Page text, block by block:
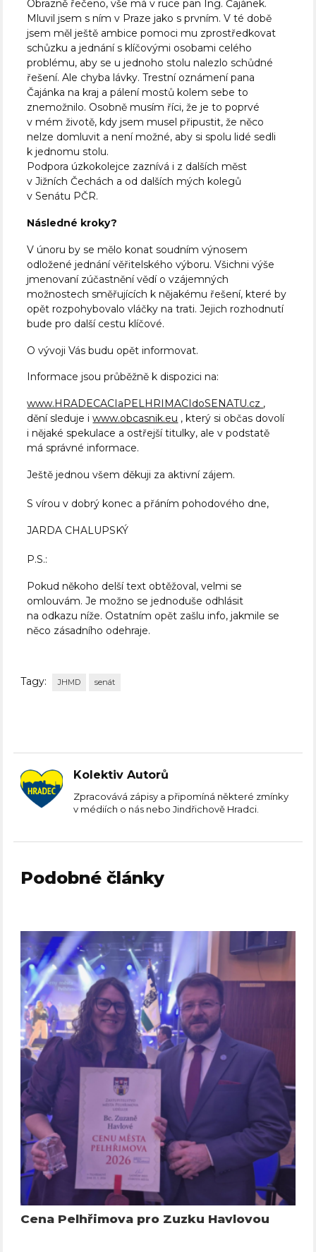
Obrazně řečeno, vše má v ruce pan Ing. Čajánek.
Mluvil jsem s ním v Praze jako s prvním. V té době
jsem měl ještě ambice pomoci mu zprostředkovat
schůzku a jednání s klíčovými osobami celého
problému, aby se u jednoho stolu nalezlo schůdné
řešení. Ale chyba lávky. Trestní oznámení pana
Čajánka na kraj a pálení mostů kolem sebe to
znemožnilo. Osobně musím říci, že je to poprvé
v mém životě, kdy jsem musel připustit, že něco
nelze domluvit a není možné, aby si spolu lidé sedli
k jednomu stolu.
Podpora úzkokolejce zaznívá i z dalších měst
v Jižních Čechách a od dalších mých kolegů
v Senátu PČR.
Následné kroky?
V únoru by se mělo konat soudním výnosem
odložené jednání věřitelského výboru. Všichni výše
jmenovaní zúčastnění vědí o vzájemných
možnostech směřujících k nějakému řešení, které by
opět rozpohybovalo vláčky na trati. Jejich rozhodnutí
bude pro další cestu klíčové.
O vývoji Vás budu opět informovat.
Informace jsou průběžně k dispozici na:
www.HRADECACIaPELHRIMACIdoSENATU.cz ,
dění sleduje iwww.obcasnik.eu , který si občas dovolí
i nějaké spekulace a ostřejší titulky, ale v podstatě
má správné informace.
Ještě jednou všem děkuji za aktivní zájem.
S vírou v dobrý konec a přáním pohodového dne,
JARDA CHALUPSKÝ
P.S.:
Pokud někoho delší text obtěžoval, velmi se
omlouvám. Je možno se jednoduše odhlásit
na odkazu níže. Ostatním opět zašlu info, jakmile se
něco zásadního odehraje.
Tagy: JHMD senát
Kolektiv Autorů
Zpracovává zápisy a připomíná některé zmínky
v médiích o nás nebo Jindřichově Hradci.
Podobné články
Cena Pelhřimova pro Zuzku Havlovou